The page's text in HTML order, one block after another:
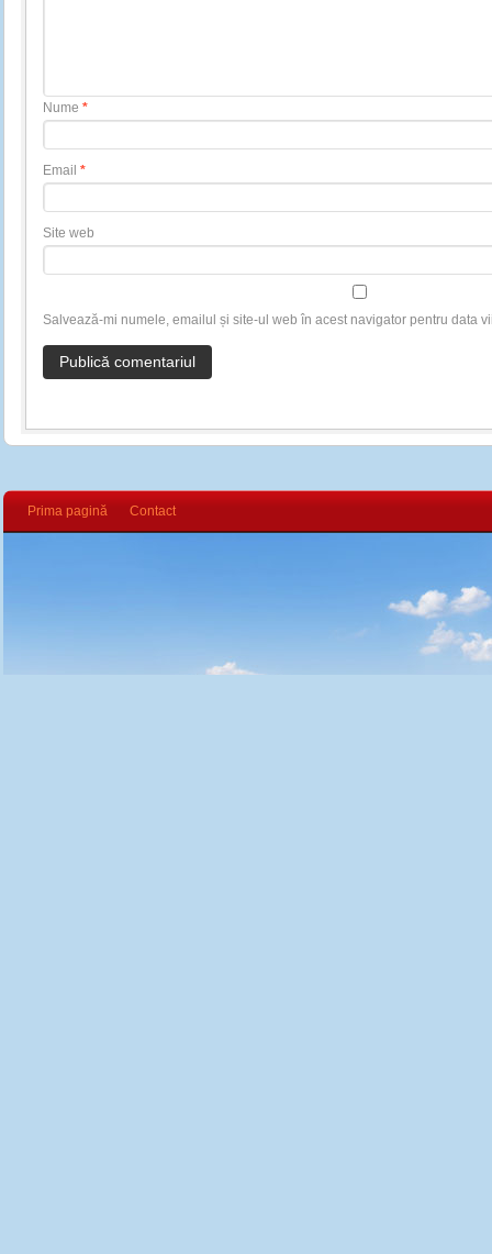
Nume *
Email *
Site web
Salvează-mi numele, emailul și site-ul web în acest navigator pentru data
Prima pagină Contact